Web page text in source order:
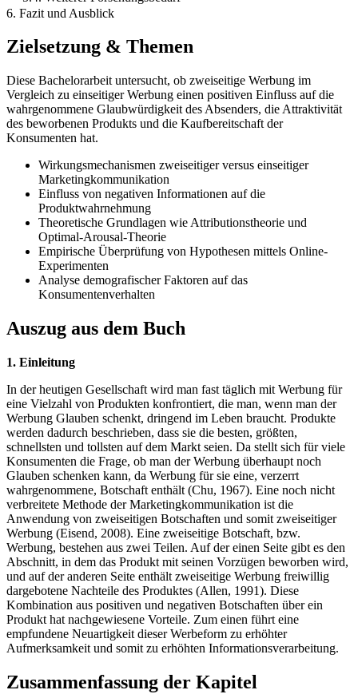
6. Fazit und Ausblick
Zielsetzung & Themen
Diese Bachelorarbeit untersucht, ob zweiseitige Werbung im
Vergleich zu einseitiger Werbung einen positiven Einfluss auf die
wahrgenommene Glaubwürdigkeit des Absenders, die Attraktivität
des beworbenen Produkts und die Kaufbereitschaft der
Konsumenten hat.
Wirkungsmechanismen zweiseitiger versus einseitiger
Marketingkommunikation
Einfluss von negativen Informationen auf die
Produktwahrnehmung
Theoretische Grundlagen wie Attributionstheorie und
Optimal-Arousal-Theorie
Empirische Überprüfung von Hypothesen mittels Online-
Experimenten
Analyse demografischer Faktoren auf das
Konsumentenverhalten
Auszug aus dem Buch
1. Einleitung
In der heutigen Gesellschaft wird man fast täglich mit Werbung für
eine Vielzahl von Produkten konfrontiert, die man, wenn man der
Werbung Glauben schenkt, dringend im Leben braucht. Produkte
werden dadurch beschrieben, dass sie die besten, größten,
schnellsten und tollsten auf dem Markt seien. Da stellt sich für viele
Konsumenten die Frage, ob man der Werbung überhaupt noch
Glauben schenken kann, da Werbung für sie eine, verzerrt
wahrgenommene, Botschaft enthält (Chu, 1967). Eine noch nicht
verbreitete Methode der Marketingkommunikation ist die
Anwendung von zweiseitigen Botschaften und somit zweiseitiger
Werbung (Eisend, 2008). Eine zweiseitige Botschaft, bzw.
Werbung, bestehen aus zwei Teilen. Auf der einen Seite gibt es den
Abschnitt, in dem das Produkt mit seinen Vorzügen beworben wird,
und auf der anderen Seite enthält zweiseitige Werbung freiwillig
dargebotene Nachteile des Produktes (Allen, 1991). Diese
Kombination aus positiven und negativen Botschaften über ein
Produkt hat nachgewiesene Vorteile. Zum einen führt eine
empfundene Neuartigkeit dieser Werbeform zu erhöhter
Aufmerksamkeit und somit zu erhöhten Informationsverarbeitung.
Zusammenfassung der Kapitel